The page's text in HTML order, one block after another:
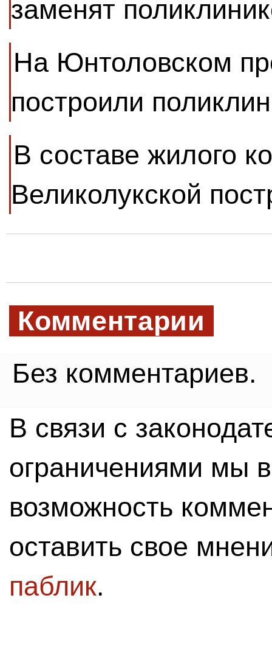
заменят
На Юнтоловском
построили
В составе жилого
Великолукской
Комментарии
Без комментариев.
В связи с
ограничениями мы
возможность
оставить свое
паблик.